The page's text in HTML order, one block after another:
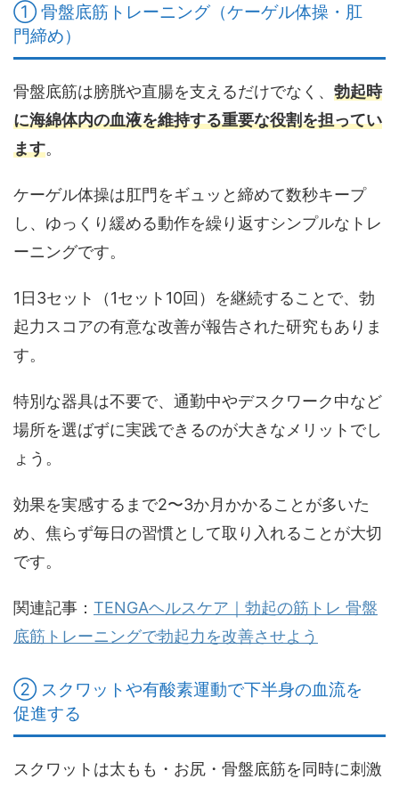
① 骨盤底筋トレーニング（ケーゲル体操・肛
門締め）
骨盤底筋は膀胱や直腸を支えるだけでなく、 勃起時
に海綿体内の血液を維持する重要な役割を担ってい
ます。
ケーゲル体操は肛門をギュッと締めて数秒キープ
し、ゆっくり緩める動作を繰り返すシンプルなトレ
ーニングです。
1日3セット（1セット10回）を継続することで、勃
起力スコアの有意な改善が報告された研究もありま
す。
特別な器具は不要で、通勤中やデスクワーク中など
場所を選ばずに実践できるのが大きなメリットでし
ょう。
効果を実感するまで2〜3か月かかることが多いた
め、焦らず毎日の習慣として取り入れることが大切
です。
関連記事： TENGAヘルスケア｜勃起の筋トレ 骨盤
底筋トレーニングで勃起力を改善させよう
② スクワットや有酸素運動で下半身の血流を
促進する
スクワットは太もも・お尻・骨盤底筋を同時に刺激